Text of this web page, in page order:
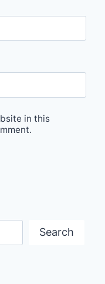
in this
Search